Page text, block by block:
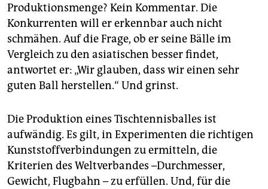
Produktionsmenge? Kein Kommentar. Die
Konkurrenten will er erkennbar auch nicht
schmähen. Auf die Frage, ob er seine Bälle im
Vergleich zu den asiatischen besser findet,
antwortet er: „Wir glauben, dass wir einen sehr
guten Ball herstellen.“ Und grinst.
Die Produktion eines Tischtennisballes ist
aufwändig. Es gilt, in Experimenten die richtigen
Kunststoffverbindungen zu ermitteln, die
Kriterien des Weltverbandes –Durchmesser,
Gewicht, Flugbahn – zu erfüllen. Und, für die